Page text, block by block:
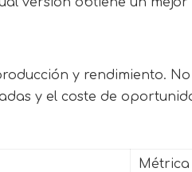
y rendimiento.
y el coste de
Métrica